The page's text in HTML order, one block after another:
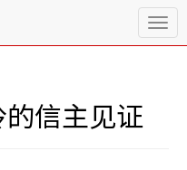
T
o
信主见证